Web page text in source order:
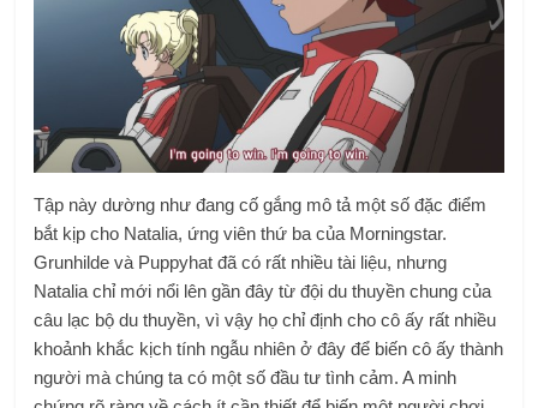
Tập này dường như đang cố gắng mô tả một số đặc điểm
bắt kịp cho Natalia, ứng viên thứ ba của Morningstar.
Grunhilde và Puppyhat đã có rất nhiều tài liệu, nhưng
Natalia chỉ mới nổi lên gần đây từ đội du thuyền chung của
câu lạc bộ du thuyền, vì vậy họ chỉ định cho cô ấy rất nhiều
khoảnh khắc kịch tính ngẫu nhiên ở đây để biến cô ấy thành
người mà chúng ta có một số đầu tư tình cảm. A minh